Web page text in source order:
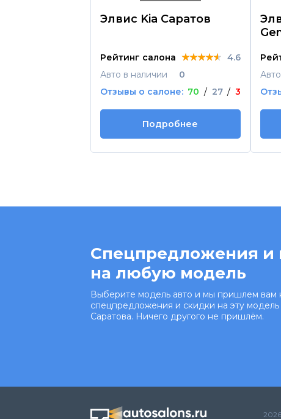
Элвис Kia Саратов
Рейтинг салона ★★★★★
★★★★★
★★★★★ 4.6
Авто в наличии
0
Отзывы о салоне: 70 / 27 / 3
Подробнее
Спецпредложения и
на любую модель
Выберите модель авто и мы пришлем вам
спецпредложения и скидки на эту модель
Саратова. Ничего другого не пришлём.